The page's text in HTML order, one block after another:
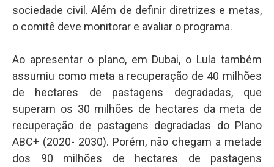
sociedade civil. Além de definir diretrizes e metas,
o comitê deve monitorar e avaliar o programa.
Ao apresentar o plano, em Dubai, o Lula também
assumiu como meta a recuperação de 40 milhões
de hectares de pastagens degradadas, que
superam os 30 milhões de hectares da meta de
recuperação de pastagens degradadas do Plano
ABC+ (2020- 2030). Porém, não chegam a metade
dos 90 milhões de hectares de pastagens